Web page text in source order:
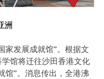
洲
家发展成就馆”。根据文
馆将迁往沙田香港文化
馆”。消息传出，全港沸